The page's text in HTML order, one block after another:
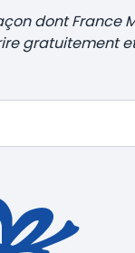
dont France
gratuitement